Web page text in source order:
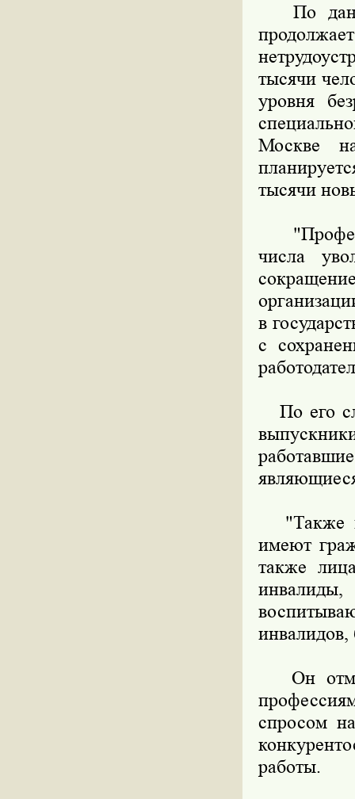
По
тысячи
уровня
Москве
тысячи
числа
в
с
По его
"Также
имеют
также
Он
спросом
работы.